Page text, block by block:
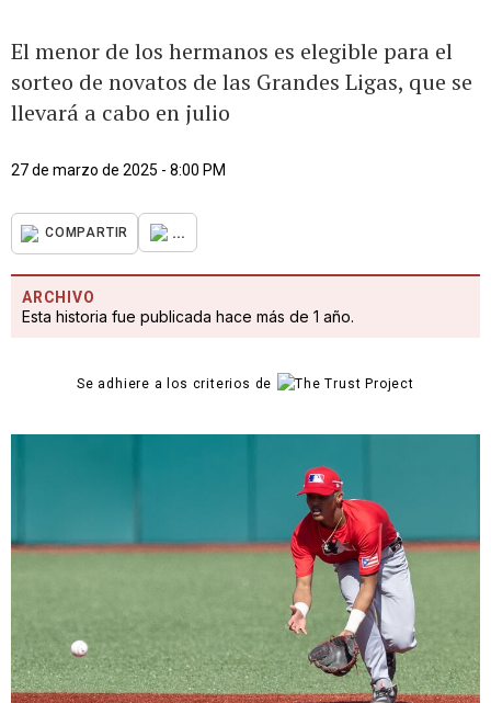
El menor de los hermanos es elegible para el
sorteo de novatos de las Grandes Ligas, que se
llevará a cabo en julio
27 de marzo de 2025 - 8:00 PM
COMPARTIR ...
ARCHIVO
Esta historia fue publicada hace más de 1 año.
Se adhiere a los criterios de